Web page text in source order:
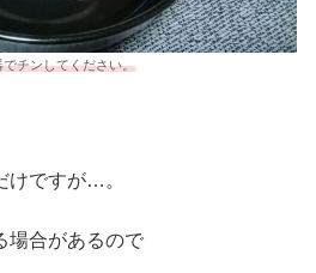
でチンしてください。
けですが…。
場合があるので